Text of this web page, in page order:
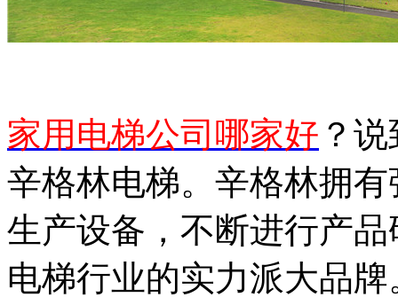
家用电梯公司哪家好 ？
辛格林电梯。辛格林拥
生产设备，不断进行产
电梯行业的实力派大品